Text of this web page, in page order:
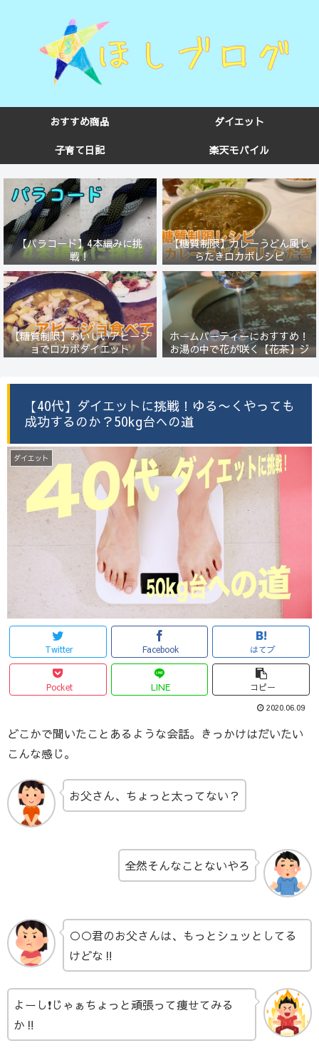
おすすめ商品
ダイエット
子育て日記
楽天モバイル
【パラコード】4本編みに挑
戦！
【糖質制限】カレーうどん風し
らたきロカボレシピ
【糖質制限】おいしいアヒージ
ョでロカボダイエット
ホームパーティーにおすすめ！
お湯の中で花が咲く【花茶】ジ
ャスミンの香りに癒されます
【40代】ダイエットに挑戦！ゆる〜くやっても
成功するのか？50kg台への道
ダイエット
Twitter Facebook はてブ
Pocket LINE コピー
2020.06.09
どこかで聞いたことあるような会話。きっかけはだいたい
こんな感じ。
お父さん、ちょっと太ってない？
全然そんなことないやろ
○○君のお父さんは、もっとシュッとしてる
けどな‼️
よーし❗️じゃぁちょっと頑張って痩せてみる
か‼️